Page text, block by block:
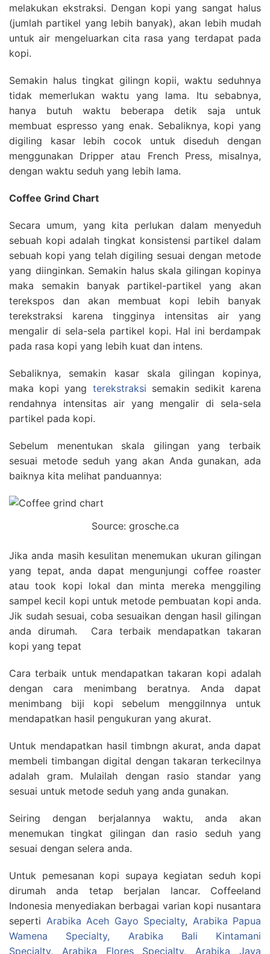
melakukan ekstraksi. Dengan kopi yang sangat halus
(jumlah partikel yang lebih banyak), akan lebih mudah
untuk air mengeluarkan cita rasa yang terdapat pada
kopi.
Semakin halus tingkat gilingn kopii, waktu seduhnya
tidak memerlukan waktu yang lama. Itu sebabnya,
hanya butuh waktu beberapa detik saja untuk
membuat espresso yang enak. Sebaliknya, kopi yang
digiling kasar lebih cocok untuk diseduh dengan
menggunakan Dripper atau French Press, misalnya,
dengan waktu seduh yang lebih lama.
Coffee Grind Chart
Secara umum, yang kita perlukan dalam menyeduh
sebuah kopi adalah tingkat konsistensi partikel dalam
sebuah kopi yang telah digiling sesuai dengan metode
yang diinginkan. Semakin halus skala gilingan kopinya
maka semakin banyak partikel-partikel yang akan
terekspos dan akan membuat kopi lebih banyak
terekstraksi karena tingginya intensitas air yang
mengalir di sela-sela partikel kopi. Hal ini berdampak
pada rasa kopi yang lebih kuat dan intens.
Sebaliknya, semakin kasar skala gilingan kopinya,
maka kopi yang terekstraksi semakin sedikit karena
rendahnya intensitas air yang mengalir di sela-sela
partikel pada kopi.
Sebelum menentukan skala gilingan yang terbaik
sesuai metode seduh yang akan Anda gunakan, ada
baiknya kita melihat panduannya:
Source: grosche.ca
Jika anda masih kesulitan menemukan ukuran gilingan
yang tepat, anda dapat mengunjungi coffee roaster
atau took kopi lokal dan minta mereka menggiling
sampel kecil kopi untuk metode pembuatan kopi anda.
Jik sudah sesuai, coba sesuaikan dengan hasil gilingan
anda dirumah. Cara terbaik mendapatkan takaran
kopi yang tepat
Cara terbaik untuk mendapatkan takaran kopi adalah
dengan cara menimbang beratnya. Anda dapat
menimbang biji kopi sebelum menggilnnya untuk
mendapatkan hasil pengukuran yang akurat.
Untuk mendapatkan hasil timbngn akurat, anda dapat
membeli timbangan digital dengan takaran terkecilnya
adalah gram. Mulailah dengan rasio standar yang
sesuai untuk metode seduh yang anda gunakan.
Seiring dengan berjalannya waktu, anda akan
menemukan tingkat gilingan dan rasio seduh yang
sesuai dengan selera anda.
Untuk pemesanan kopi supaya kegiatan seduh kopi
dirumah anda tetap berjalan lancar. Coffeeland
Indonesia menyediakan berbagai varian kopi nusantara
seperti Arabika Aceh Gayo Specialty, Arabika Papua
Wamena Specialty,
Arabika Bali Kintamani
Specialty, Arabika Flores Specialty, Arabika Java